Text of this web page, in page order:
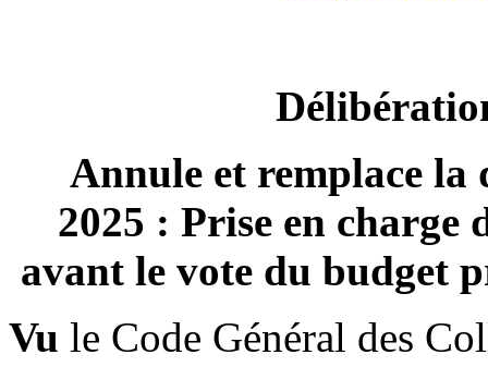
Annule et remplace la
2025 : Prise en charge
avant le vote du budget
Vu le Code Général des